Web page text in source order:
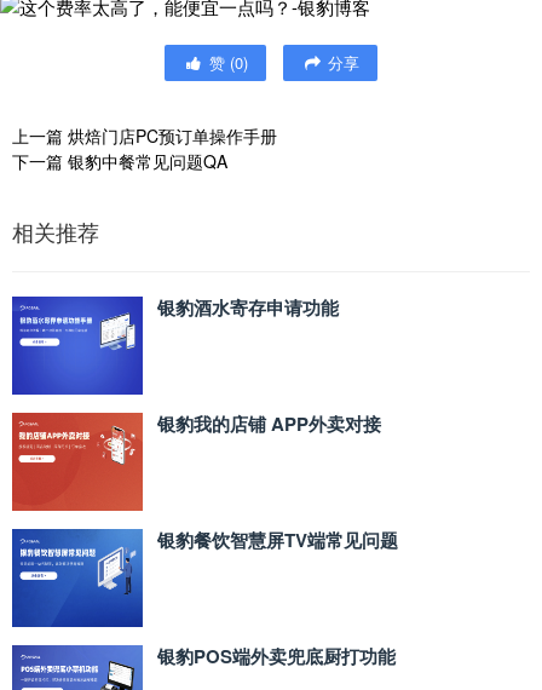
赞 (0) 分享
上一篇 烘焙门店PC预订单操作手册
下一篇 银豹中餐常见问题QA
相关推荐
银豹酒水寄存申请功能
银豹我的店铺 APP外卖对接
银豹餐饮智慧屏TV端常见问题
银豹POS端外卖兜底厨打功能